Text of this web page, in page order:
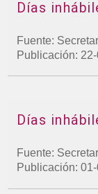
Días
Fuente:
Publicación:
Días
Fuente:
Publicación: